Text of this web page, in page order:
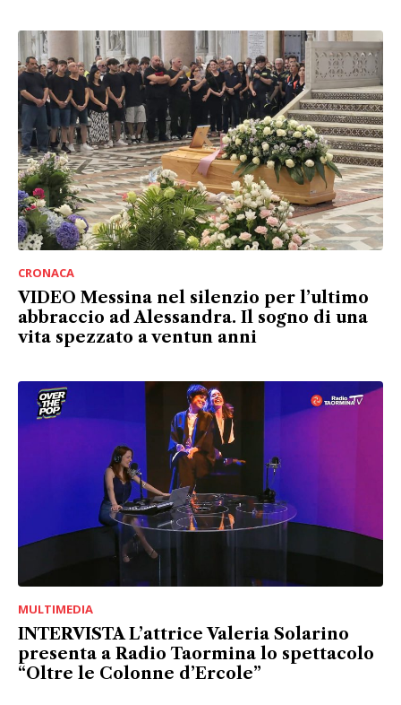
CRONACA
VIDEO Messina nel silenzio per l’ultimo
abbraccio ad Alessandra. Il sogno di una
vita spezzato a ventun anni
MULTIMEDIA
INTERVISTA L’attrice Valeria Solarino
presenta a Radio Taormina lo spettacolo
“Oltre le Colonne d’Ercole”